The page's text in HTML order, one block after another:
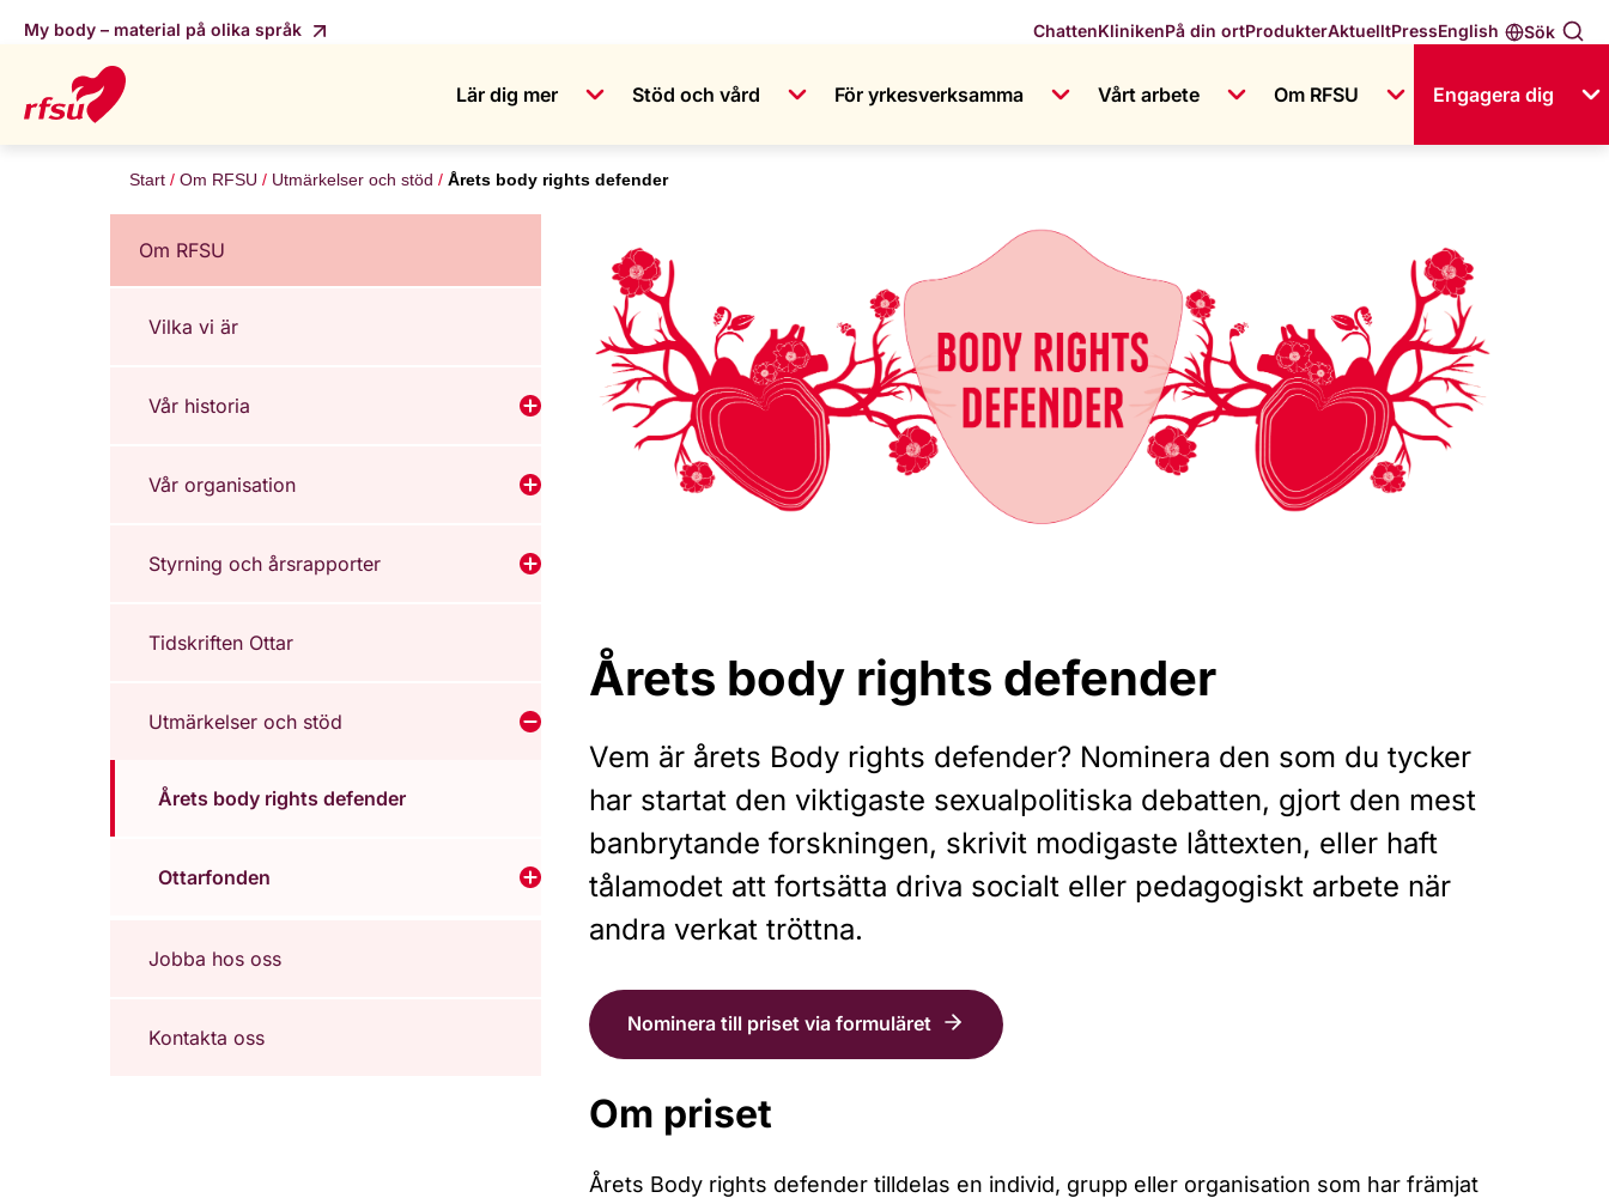
My body – material på olika språk Sök
English
ChattenKlinikenPå din ortProdukterAktuelltPress
Lär dig mer Stöd och vård För yrkesverksamma Vårt arbete Om RFSU Engagera dig
Start Om RFSU Utmärkelser och stöd Årets body rights defender
Om RFSU
Vilka vi är
Vår historia Visa undermeny för Vår historia
Vår organisation Visa undermeny för Vår organisation
Styrning och årsrapporter Visa undermeny för Styrning och årsrapporter
Tidskriften Ottar
Utmärkelser och stöd Visa undermeny för Utmärkelser och stöd
Årets body rights defender
Ottarfonden Visa undermeny för Ottarfonden
Jobba hos oss
Kontakta oss
Årets body rights defender
Vem är årets Body rights defender? Nominera den som du tycker
har startat den viktigaste sexualpolitiska debatten, gjort den mest
banbrytande forskningen, skrivit modigaste låttexten, eller haft
tålamodet att fortsätta driva socialt eller pedagogiskt arbete när
andra verkat tröttna.
Nominera till priset via formuläret
Om priset
Årets Body rights defender tilldelas en individ, grupp eller organisation som har främjat